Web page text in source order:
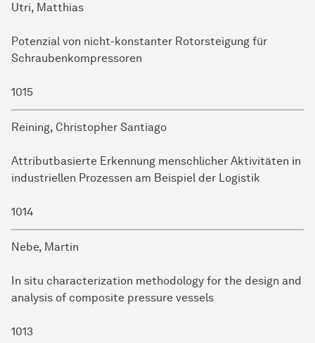
Utri, Matthias
Potenzial von nicht-konstanter Rotorsteigung für
Schraubenkompressoren
1015
Reining, Christopher Santiago
Attributbasierte Erkennung menschlicher Aktivitäten in
industriellen Prozessen am Beispiel der Logistik
1014
Nebe, Martin
In situ characterization methodology for the design and
analysis of composite pressure vessels
1013